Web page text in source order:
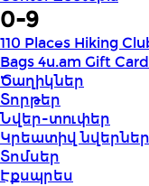
0-9
110 Places Hiking
Bags4u.am Gift
Ծաղիկներ
Տորթեր
Նվեր-տուփեր
Կրեատիվ նվերներ
Տոմսեր
Էքսպրես